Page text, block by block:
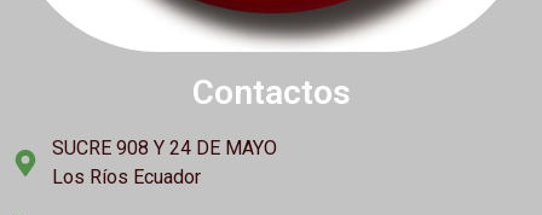
Contactos
SUCRE 908 Y 24 DE MAYO
Los Ríos Ecuador